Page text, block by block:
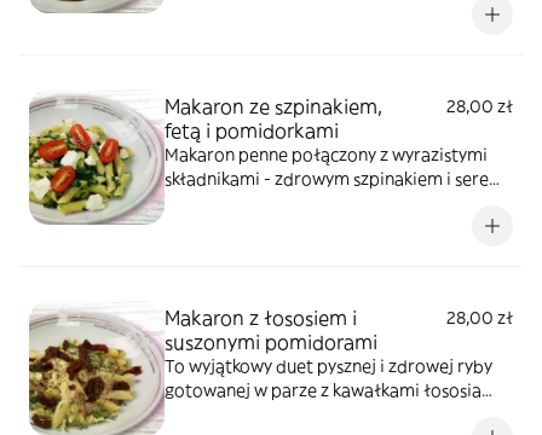
Makaron ze szpinakiem,
fetą i pomidorkami
28,00 zł
Makaron penne połączony z wyrazistymi
składnikami - zdrowym szpinakiem i serem
Makaron z łososiem i
suszonymi pomidorami
28,00 zł
To wyjątkowy duet pysznej i zdrowej ryby
gotowanej w parze z kawałkami łososia